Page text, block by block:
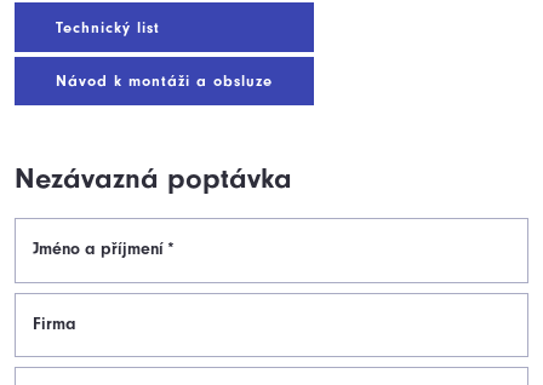
Technický list
Návod k montáži a obsluze
Nezávazná poptávka
Jméno a příjmení *
Firma